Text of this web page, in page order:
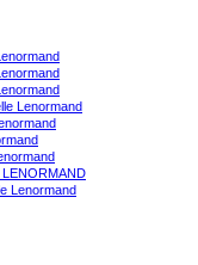
Lenormand
Lenormand